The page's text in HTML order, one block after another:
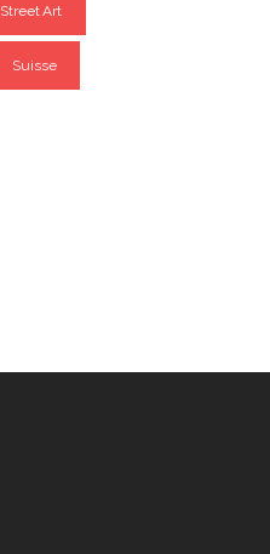
Street Art
Suisse